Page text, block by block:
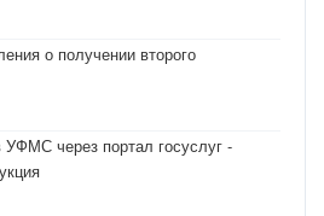
о получении второго
УФМС через портал госуслуг -